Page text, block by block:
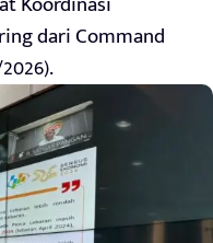
dari Command